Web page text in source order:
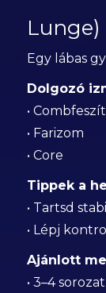
Lunge)
Egy lábas
Dolgozó
•
• Farizom
• Core
Tippek a
• Tartsd
• Lépj
Ajánlott
• 3–4 sorozat